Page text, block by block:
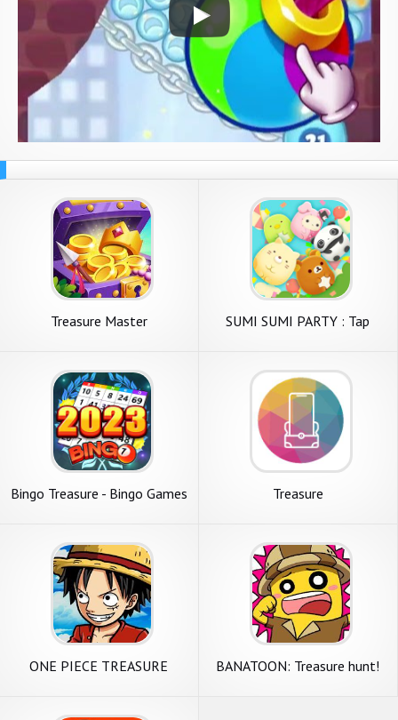
Treasure Master
SUMI SUMI PARTY : Tap
Bingo Treasure - Bingo Games Treasure
ONE PIECE TREASURE
BANATOON: Treasure hunt!